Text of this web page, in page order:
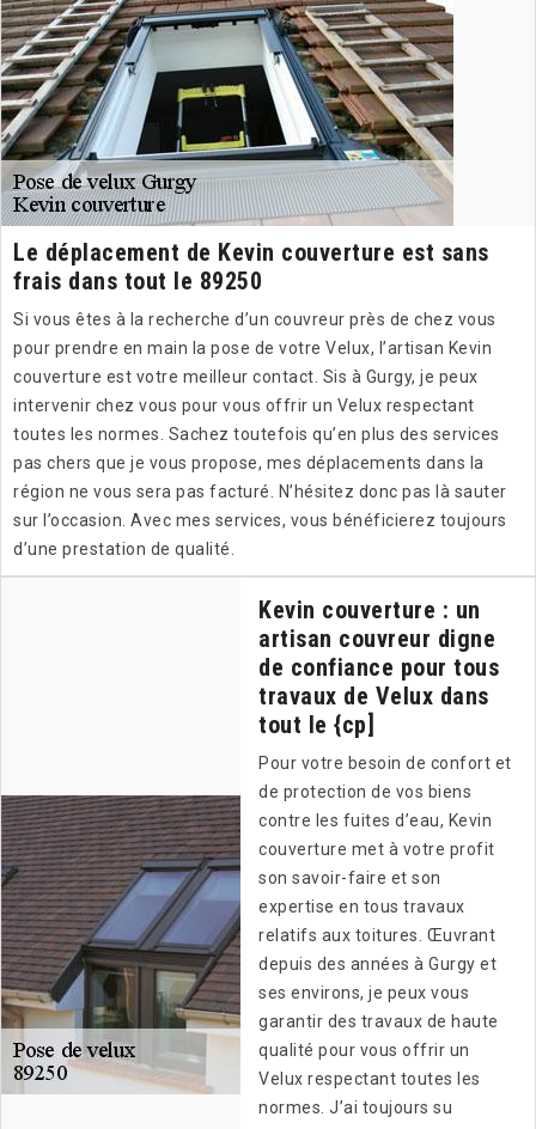
Le déplacement de Kevin couverture est sans
frais dans tout le 89250
Si vous êtes à la recherche d’un couvreur près de chez vous
pour prendre en main la pose de votre Velux, l’artisan Kevin
couverture est votre meilleur contact. Sis à Gurgy, je peux
intervenir chez vous pour vous offrir un Velux respectant
toutes les normes. Sachez toutefois qu’en plus des services
pas chers que je vous propose, mes déplacements dans la
région ne vous sera pas facturé. N’hésitez donc pas là sauter
sur l’occasion. Avec mes services, vous bénéficierez toujours
d’une prestation de qualité.
Kevin couverture : un
artisan couvreur digne
de confiance pour tous
travaux de Velux dans
tout le {cp]
Pour votre besoin de confort et
de protection de vos biens
contre les fuites d’eau, Kevin
couverture met à votre profit
son savoir-faire et son
expertise en tous travaux
relatifs aux toitures. Œuvrant
depuis des années à Gurgy et
ses environs, je peux vous
garantir des travaux de haute
qualité pour vous offrir un
Velux respectant toutes les
normes. J’ai toujours su